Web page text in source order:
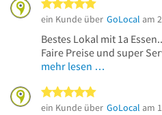
ein Kunde über GoLocal am
Bestes Lokal mit 1a
Faire Preise und super
mehr lesen …
ein Kunde über GoLocal am